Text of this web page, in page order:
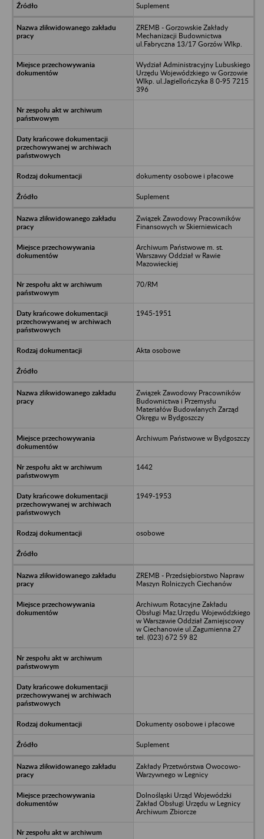
Suplement
ZREMB - Gorzowskie Zakłady
Mechanizacji Budownictwa
ul.Fabryczna 13/17 Gorzów Wlkp.
Wydział Administracyjny Lubuskiego
Urzędu Wojewódzkiego w Gorzowie
Wlkp. ul.Jagiellończyka 8 0-95 7215
396
dokumenty osobowe i płacowe
Suplement
Związek Zawodowy Pracowników
Finansowych w Skierniewicach
Archiwum Państwowe m. st.
Warszawy Oddział w Rawie
Mazowieckiej
70/RM
1945-1951
Akta osobowe
Związek Zawodowy Pracowników
Budownictwa i Przemysłu
Materiałów Budowlanych Zarząd
Okręgu w Bydgoszczy
Archiwum Państwowe w Bydgoszczy
1442
1949-1953
osobowe
ZREMB - Przedsiębiorstwo Napraw
Maszyn Rolniczych Ciechanów
Archiwum Rotacyjne Zakładu
Obsługi Maz.Urzędu Wojewódzkiego
w Warszawie Oddział Zamiejscowy
w Ciechanowie ul.Zagumienna 27
tel. (023) 672 59 82
Dokumenty osobowe i płacowe
Suplement
Zakłady Przetwórstwa Owocowo-
Warzywnego w Legnicy
Dolnośląski Urząd Wojewódzki
Zakład Obsługi Urzędu w Legnicy
Archiwum Zbiorcze